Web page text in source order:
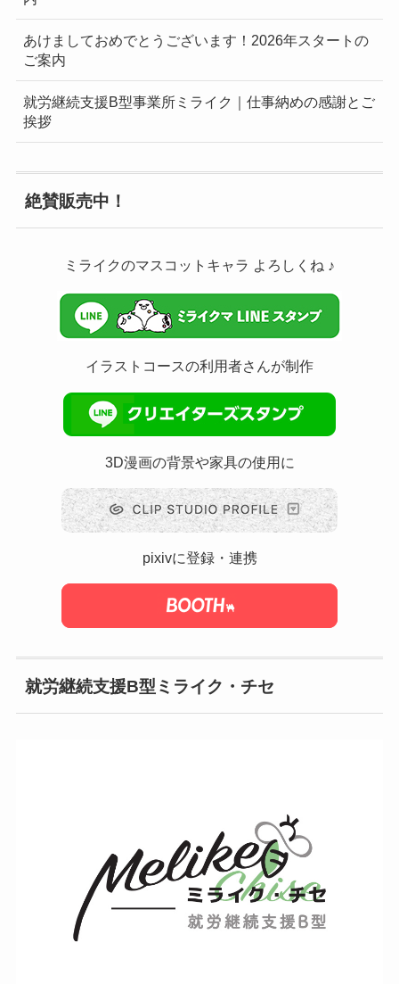
あけましておめでとうございます！2026年スタートの
ご案内
就労継続支援B型事業所ミライク｜仕事納めの感謝とご
挨拶
絶賛販売中！
ミライクのマスコットキャラ よろしくね ♪
イラストコースの利用者さんが制作
3D漫画の背景や家具の使用に
pixivに登録・連携
就労継続支援B型ミライク・チセ